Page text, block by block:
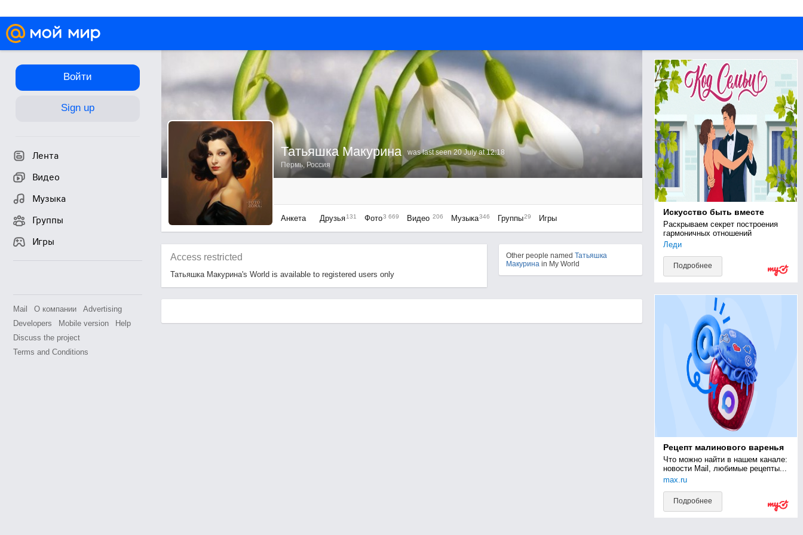
Войти
Sign up
Лента
Видео
Музыка
Группы
Игры
Mail О компании
Advertising
Developers
Mobile version
Help
Discuss the project
Terms and Conditions
Татьяшка Макурина
was last seen 20 July at 12:18
Пермь, Россия
Анкета Друзья 131 Фото3 669 Видео 206 Музыка346 Группы29 Игры
Access restricted
Татьяшка Макурина's World is available to registered users only
Искусство быть вместе
Раскрываем секрет построения
гармоничных отношений
Леди
Подробнее
Рецепт малинового варенья
Что можно найти в нашем канале:
новости Mail, любимые рецепты...
max.ru
Подробнее
Other people named Татьяшка
Макуринаin My World